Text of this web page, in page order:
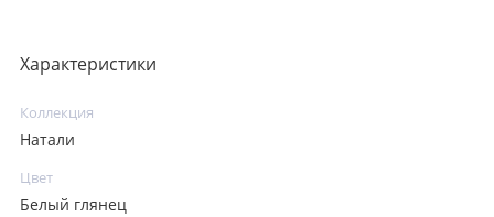
Характеристики
Коллекция
Натали
Цвет
Белый глянец